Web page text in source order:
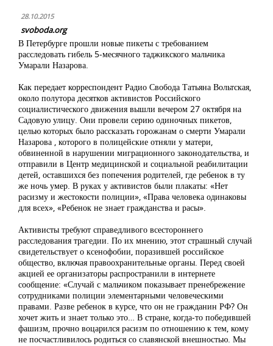
28.10.2015
svoboda.org
В Петербурге прошли новые пикеты с требованием
расследовать гибель 5-месячного таджикского мальчика
Умарали Назарова.
Как передает корреспондент Радио Свобода Татьяна Вольтская,
около полутора десятков активистов Российского
социалистического движения вышли вечером 27 октября на
Садовую улицу. Они провели серию одиночных пикетов,
целью которых было рассказать горожанам о смерти Умарали
Назарова , которого в полицейские отняли у матери,
обвиненной в нарушении миграционного законодательства, и
отправили в Центр медицинской и социальной реабилитации
детей, оставшихся без попечения родителей, где ребенок в ту
же ночь умер. В руках у активистов были плакаты: «Нет
расизму и жестокости полиции», «Права человека одинаковы
для всех», «Ребенок не знает гражданства и расы».
Активисты требуют справедливого всестороннего
расследования трагедии. По их мнению, этот страшный случай
свидетельствует о ксенофобии, поразившей российское
общество, включая правоохранительные органы. Перед своей
акцией ее организаторы распространили в интернете
сообщение: «Случай с мальчиком показывает пренебрежение
сотрудниками полиции элементарными человеческими
правами. Разве ребенок в курсе, что он не гражданин РФ? Он
хочет жить и знает только это… В стране, когда-то победившей
фашизм, прочно воцарился расизм по отношению к тем, кому
не посчастливилось родиться со славянской внешностью. Мы